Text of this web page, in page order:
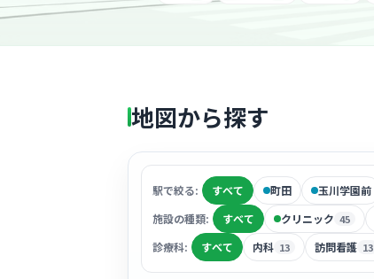
地図から探す
駅で絞る: すべて 町田 玉川学園前
施設の種類:
すべて クリニック 45
診療科: すべて 内科 13 訪問看護 13